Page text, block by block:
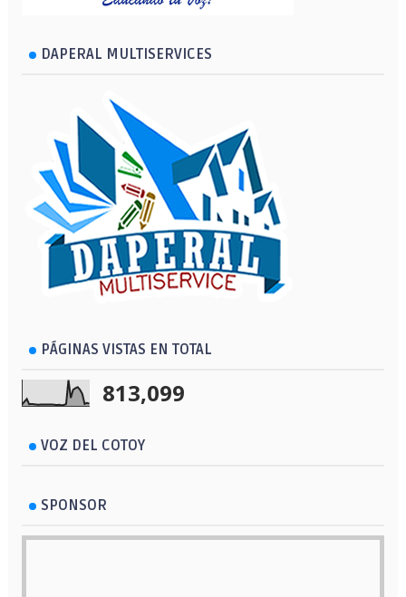
DAPERAL MULTISERVICES
PÁGINAS VISTAS EN TOTAL
813,099
VOZ DEL COTOY
SPONSOR